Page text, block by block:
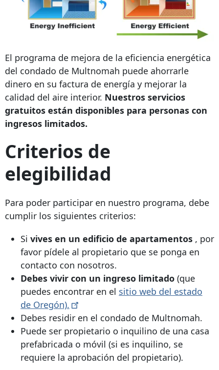
El programa de mejora de la eficiencia energética
del condado de Multnomah puede ahorrarle
dinero en su factura de energía y mejorar la
calidad del aire interior. Nuestros servicios
gratuitos están disponibles para personas con
ingresos limitados.
Criterios de
elegibilidad
Para poder participar en nuestro programa, debe
cumplir los siguientes criterios:
Si vives en un edificio de apartamentos , por
favor pídele al propietario que se ponga en
contacto con nosotros.
Debes vivir con un ingreso limitado (que
puedes encontrar en el sitio web del estado
de Oregón).
Debes residir en el condado de Multnomah.
Puede ser propietario o inquilino de una casa
prefabricada o móvil (si es inquilino, se
requiere la aprobación del propietario).